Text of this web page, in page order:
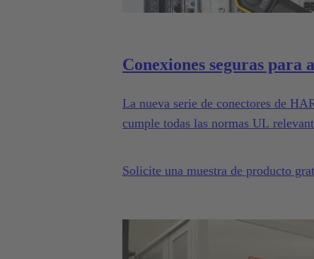
Conexiones seguras
La nueva serie de conectores de
cumple todas las normas UL
Solicite una muestra de producto